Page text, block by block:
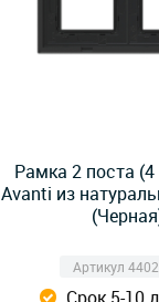
Рамка 2 поста
Avanti из
Артикул